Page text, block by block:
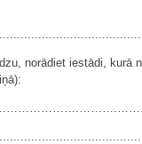
norādiet iestādi, kurā